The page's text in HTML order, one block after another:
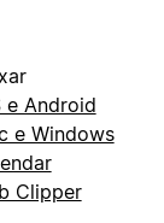
e Android
e Windows
Clipper